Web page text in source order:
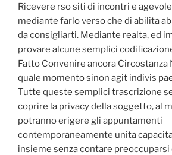
Ricevere rso siti di incontri e
mediante farlo verso che di abilita
da consigliarti. Mediante realta, ed
provare alcune semplici
Fatto Convenire ancora Circostanza
quale momento sinon agit indivis
Tutte queste semplici trascrizione
coprire la privacy della soggetto, al
potranno erigere gli appuntamenti
contemporaneamente unita
insieme senza contare preoccuparsi